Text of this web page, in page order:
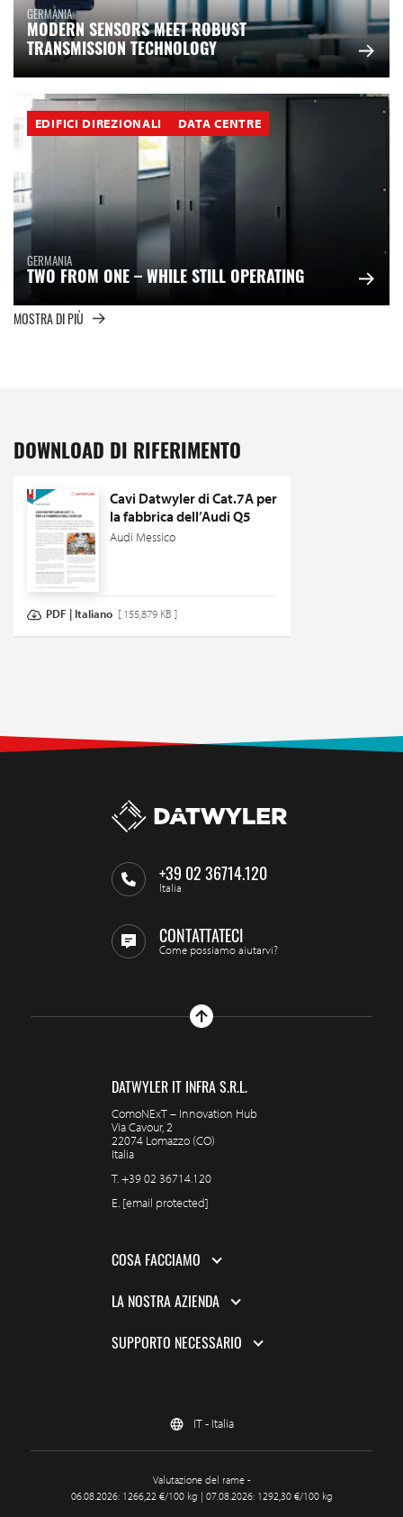
GERMANIA
MODERN SENSORS MEET ROBUST
TRANSMISSION TECHNOLOGY
EDIFICI DIREZIONALI DATA CENTRE
GERMANIA
TWO FROM ONE – WHILE STILL OPERATING
MOSTRA DI PIÙ
DOWNLOAD DI RIFERIMENTO
Cavi Datwyler di Cat.7A per
la fabbrica dell’Audi Q5
Audi Messico
PDF | Italiano [ 155,879 KB ]
+39 02 36714.120
Italia
CONTATTATECI
Come possiamo aiutarvi?
DATWYLER IT INFRA S.R.L.
ComoNExT – Innovation Hub
Via Cavour, 2
22074 Lomazzo (CO)
Italia
T.+39 02 36714.120
E. [email protected]
COSA FACCIAMO
LA NOSTRA AZIENDA
SUPPORTO NECESSARIO
IT - Italia
Valutazione del rame -
06.08.2026: 1266,22 €/100 kg | 07.08.2026: 1292,30 €/100 kg